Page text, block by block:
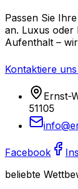
Passen Sie
an. Luxus
Aufenthalt –
Kontaktiere uns
Ernst-
51105
Facebook
beliebte